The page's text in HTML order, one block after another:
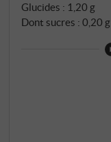
Glucides : 1,20 g
Dont sucres : 0,20 g